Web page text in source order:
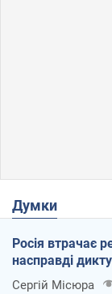
Думки
Росія втрачає
насправді
Сергій Місюра